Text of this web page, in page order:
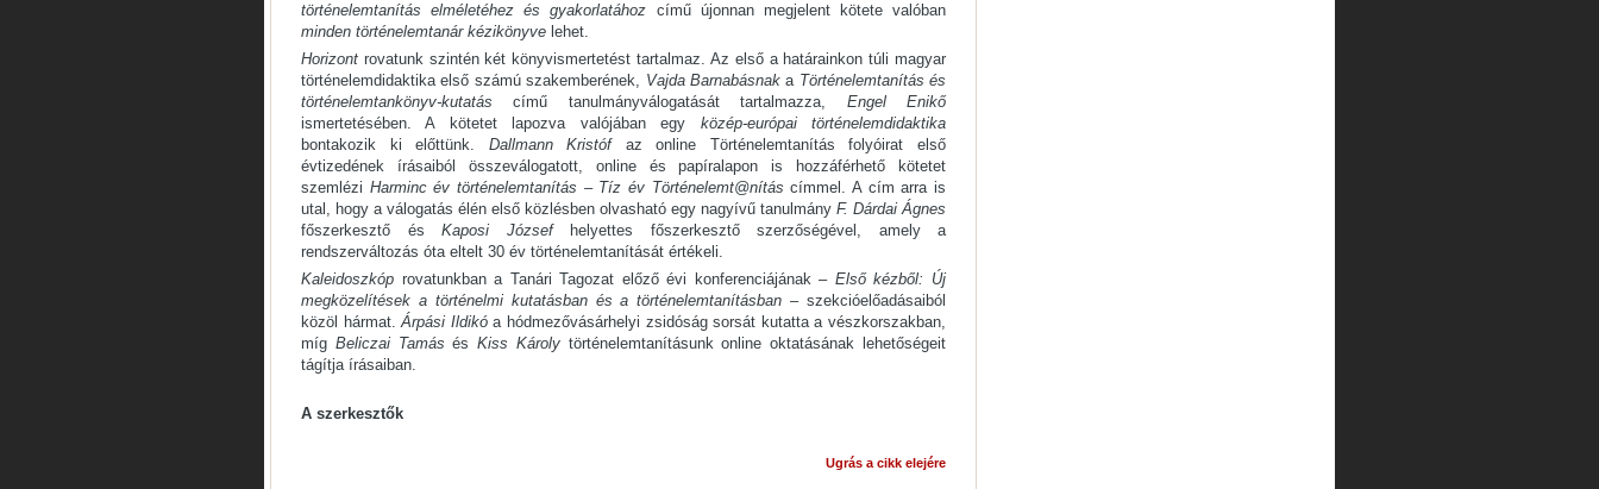
történelemtanítás elméletéhez és gyakorlatához című újonnan megjelent kötete valóban
minden történelemtanár kézikönyve lehet.
Horizont rovatunk szintén két könyvismertetést tartalmaz. Az első a határainkon túli magyar
történelemdidaktika első számú szakemberének, Vajda BarnabásnakaTörténelemtanítás és
történelemtankönyv-kutatás című tanulmányválogatását tartalmazza, Engel Enikő
ismertetésében. A kötetet lapozva valójában egy közép-európai történelemdidaktika
bontakozik ki előttünk. Dallmann Kristófaz online Történelemtanítás folyóirat első
évtizedének írásaiból összeválogatott, online és papíralapon is hozzáférhető kötetet
szemlézi Harminc év történelemtanítás – Tíz év Történelemt@nításcímmel. A cím arra is
utal, hogy a válogatás élén első közlésben olvasható egy nagyívű tanulmány F. Dárdai Ágnes
főszerkesztő és Kaposi Józsefhelyettes főszerkesztő szerzőségével, amely a
rendszerváltozás óta eltelt 30 év történelemtanítását értékeli.
Kaleidoszkóp rovatunkban a Tanári Tagozat előző évi konferenciájának – Első kézből: Új
megközelítések a történelmi kutatásban és a történelemtanításban – szekcióelőadásaiból
közöl hármat.Árpási Ildikóa hódmezővásárhelyi zsidóság sorsát kutatta a vészkorszakban,
míg Beliczai Tamás ésKiss Károlytörténelemtanításunk online oktatásának lehetőségeit
tágítja írásaiban.
A szerkesztők
Ugrás a cikk elejére